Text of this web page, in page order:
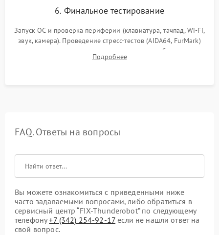
6. Финальное тестирование
Запуск ОС и проверка периферии (клавиатура, тачпад, Wi-Fi,
звук, камера). Проведение стресс-тестов (AIDA64, FurMark)
для контроля температурного режима и стабильности
системы под пиковой нагрузкой.
Подробнее
FAQ. Ответы на вопросы
Вы можете ознакомиться с приведенными ниже
часто задаваемыми вопросами, либо обратиться в
сервисный центр “FIX-Thunderobot” по следующему
телефону+7 (342) 254-92-17 если не нашли ответ на
свой вопрос.